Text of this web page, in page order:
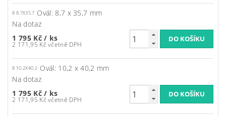
8 8.7X35.7 Ovál: 8,7 x 35,7 mm
Na dotaz
1 795 Kč/ ks
2 171,95 Kč včetně DPH
8 10.2X40.2 Ovál: 10,2 x 40,2 mm
Na dotaz
1 795 Kč/ ks
2 171,95 Kč včetně DPH